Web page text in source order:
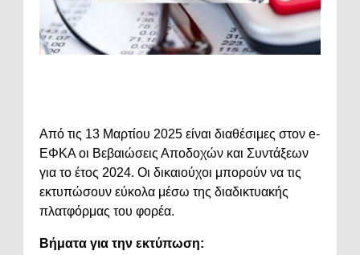
Από τις 13 Μαρτίου 2025 είναι διαθέσιμες στον e-
ΕΦΚΑ οι Βεβαιώσεις Αποδοχών και Συντάξεων
για το έτος 2024. Οι δικαιούχοι μπορούν να τις
εκτυπώσουν εύκολα μέσω της διαδικτυακής
πλατφόρμας του φορέα.
Βήματα για την εκτύπωση: